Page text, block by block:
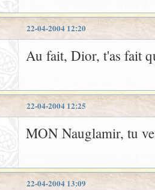
22-04-2004 12:20
Au fait, Dior, t'as fait
22-04-2004 12:25
MON Nauglamir, tu
22-04-2004 13:09